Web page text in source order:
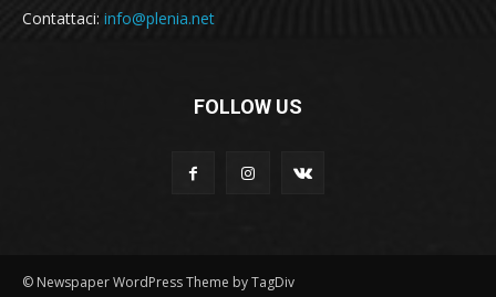
Contattaci: info@plenia.net
FOLLOW US
© Newspaper WordPress Theme by TagDiv